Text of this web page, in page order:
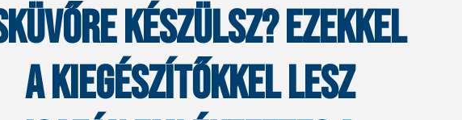
KÉSZÜLSZ? EZEKKEL
A KIEGÉSZÍTŐKKEL LESZ